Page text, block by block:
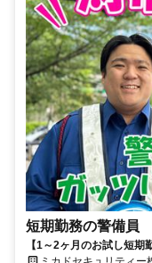
短期勤務の警備員
【1～2ヶ月のお試し短